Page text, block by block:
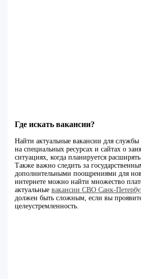
Где искать вакансии?
Найти актуальные вакансии для
на специальных ресурсах и сайтах о
ситуациях, когда планируется
Также важно следить за
дополнительными поощрениями для
интернете можно найти множество
актуальныевакансии СВО Санк-
должен быть сложным, если вы
целеустремленность.